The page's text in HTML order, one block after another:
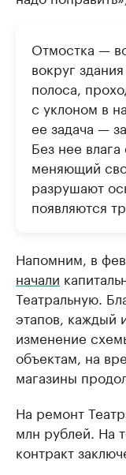
Отмостка —
вокруг
полоса,
с уклоном в
ее задача —
Без нее
меняющий
разрушают
появляются
Напомним, в
начали
Театральную.
этапов, каждый
изменение
объектам, на
магазины
На ремонт
млн рублей. На
контракт